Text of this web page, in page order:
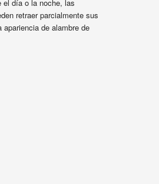
el día o la noche, las
retraer parcialmente sus
de alambre de